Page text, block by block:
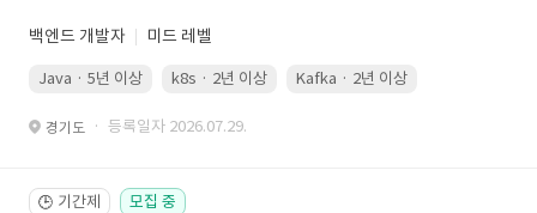
백엔드 개발자 미드 레벨
Java · 5년 이상 k8s · 2년 이상 Kafka · 2년 이상
경기도 · 등록일자 2026.07.29.
🕒 기간제 모집 중